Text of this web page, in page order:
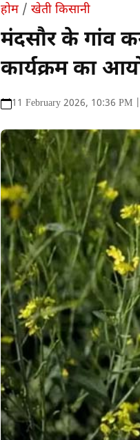
होम / खेती किसानी
मंदसौर के गांव
कार्यक्रम का
11 February 2026, 10:36 PM |